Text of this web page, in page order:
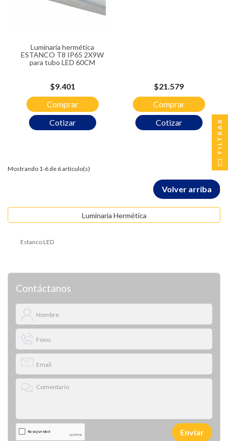
Luminaria Hermética
Estanco LED
Contáctanos
Enviar
Luminaria hermética
ESTANCO T8 IP65 2X9W
para tubo LED 60CM
Cotizar
Precio
$9.401
Comprar
Cotizar
Precio
$21.579
Comprar
Mostrando 1-6 de 6 artículo(s)
Volver arriba
FILTRAR